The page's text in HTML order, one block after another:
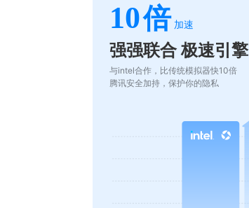
10倍 加速
强强联合 极速引擎
与intel合作，比传统模拟器快10倍
腾讯安全加持，保护你的隐私